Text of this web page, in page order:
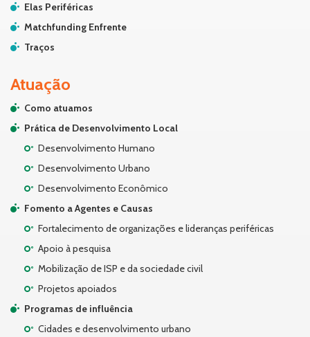
Elas Periféricas
Matchfunding Enfrente
Traços
Atuação
Como atuamos
Prática de Desenvolvimento Local
Desenvolvimento Humano
Desenvolvimento Urbano
Desenvolvimento Econômico
Fomento a Agentes e Causas
Fortalecimento de organizações e lideranças periféricas
Apoio à pesquisa
Mobilização de ISP e da sociedade civil
Projetos apoiados
Programas de influência
Cidades e desenvolvimento urbano